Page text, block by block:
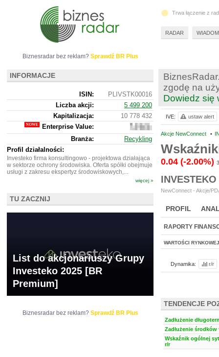
zgodę na
Dowiedz się
Akcje NewConnect •
0.04 (-2.00%)
NewConnect - Akcje/
PROFIL
BR LAB
RAPORTY
WARTOŚCI RYNKOWEJ
Dynamika: r/r
TENDENCJE
Zadłużenie
Zadłużenie środków
Wskaźnik ogólnej
r/r
IVE: ustaw alert
Biznesradar bez reklam? Sprawdź BR Plus
INFORMACJE
ISIN:
PLIVSTK00016
Liczba akcji:
5 499 200
Kapitalizacja:
10 778 432
Enterprise Value:
13
233
432
Branża:
Recykling
Profil działalności:
Investeko firma konsultingowo - projektowa działająca
w sektorze ochrony środowiska. Oferta spółki obejmuje
usługi z zakresu ekspertyz środowiskowych,...
więcej »
TU ZACZNIJ
List do akcjonariuszy Grupy
Investeko 2025 [BR
Premium]
Biznesradar bez reklam? Sprawdź BR Plus
Trwa łączenie z
RADAR